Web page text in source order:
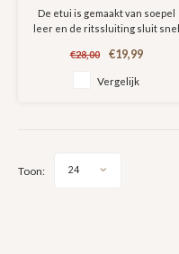
volwassenen - cadeau
voor vrouw - vrouwen
cadeautjes
De etui is gemaakt van soepel
leer en de ritssluiting sluit snel
heeft voldoende ruimte voor
van duurzame kwaliteit.
€28,00 €19,99
Vergelijk
Toon: 24